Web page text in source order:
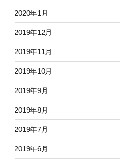
2020年1月
2019年12月
2019年11月
2019年10月
2019年9月
2019年8月
2019年7月
2019年6月